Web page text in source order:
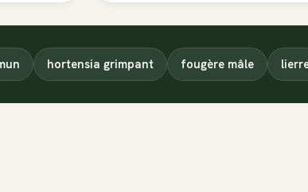
hortensia grimpant fougère mâle